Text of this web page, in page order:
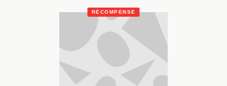
RÉCOMPENSÉ